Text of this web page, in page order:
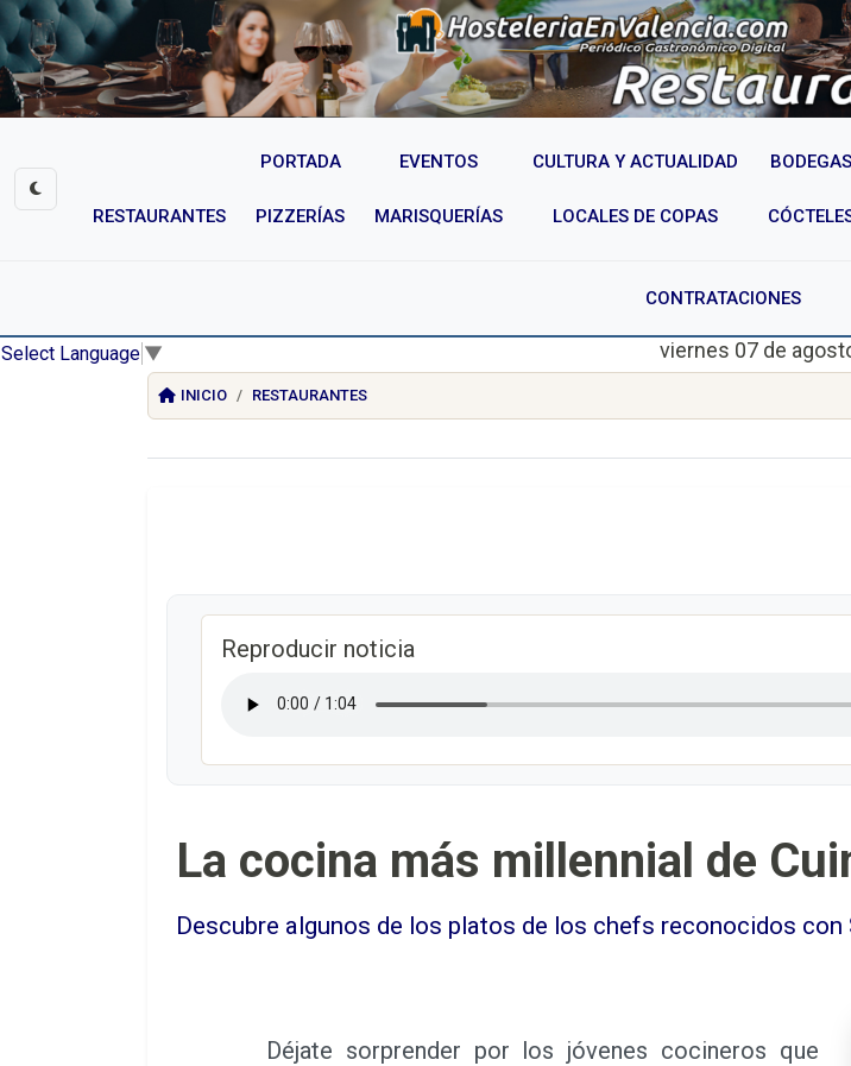
PORTADA EVENTOS CULTURA Y ACTUALIDAD BODEGAS
RESTAURANTES PIZZERÍAS MARISQUERÍAS LOCALES DE COPAS
CONTRATACIONES
Select Language ▼ viernes 07 de
INICIO RESTAURANTES
Reproducir noticia
La cocina más millennial de
Descubre algunos de los platos de los chefs reconocidos con
Déjate sorprender por los jóvenes cocineros que